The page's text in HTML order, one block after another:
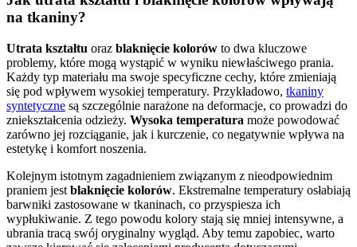
na tkaniny?
Utrata kształtu oraz blaknięcie kolorów to dwa kluczowe
problemy, które mogą wystąpić w wyniku niewłaściwego prania.
Każdy typ materiału ma swoje specyficzne cechy, które zmieniają
się pod wpływem wysokiej temperatury. Przykładowo, tkaniny
syntetyczne są szczególnie narażone na deformacje, co prowadzi do
zniekształcenia odzieży. Wysoka temperatura może powodować
zarówno jej rozciąganie, jak i kurczenie, co negatywnie wpływa na
estetykę i komfort noszenia.
Kolejnym istotnym zagadnieniem związanym z nieodpowiednim
praniem jest blaknięcie kolorów. Ekstremalne temperatury osłabiają
barwniki zastosowane w tkaninach, co przyspiesza ich
wypłukiwanie. Z tego powodu kolory stają się mniej intensywne, a
ubrania tracą swój oryginalny wygląd. Aby temu zapobiec, warto